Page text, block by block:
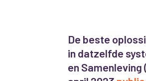
De beste
in datzelfde
en